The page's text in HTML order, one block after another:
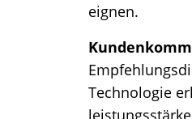
eignen.
Technologie